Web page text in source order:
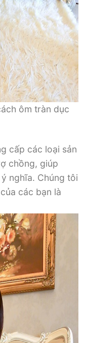
ôm tràn dục
cấp các loại sản
chồng, giúp
nghĩa. Chúng tôi
các bạn là